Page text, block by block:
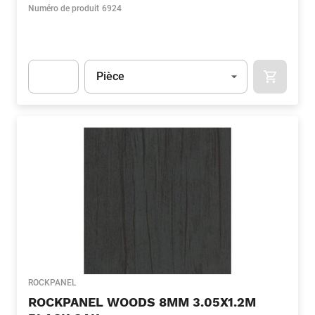
Numéro de produit 6924
Unité
Pièce
ROCKPANEL
ROCKPANEL WOODS 8MM 3.05X1.2M